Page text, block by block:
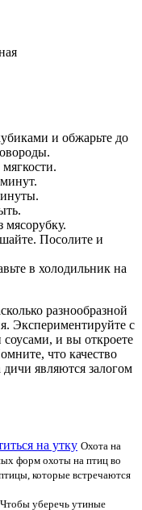
и обжарьте до
мясорубку.
Посолите и
в холодильник на
разнообразной
Экспериментируйте с
и вы откроете
что качество
являются залогом
на утку Охота на
форм охоты на птиц во
которые встречаются
Чтобы уберечь утиные